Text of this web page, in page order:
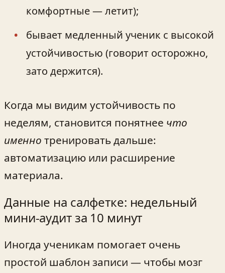
комфортные — летит);
бывает медленный ученик с высокой
устойчивостью (говорит осторожно,
зато держится).
Когда мы видим устойчивость по
неделям, становится понятнее что
именно тренировать дальше:
автоматизацию или расширение
материала.
Данные на салфетке: недельный
мини-аудит за 10 минут
Иногда ученикам помогает очень
простой шаблон записи — чтобы мозг